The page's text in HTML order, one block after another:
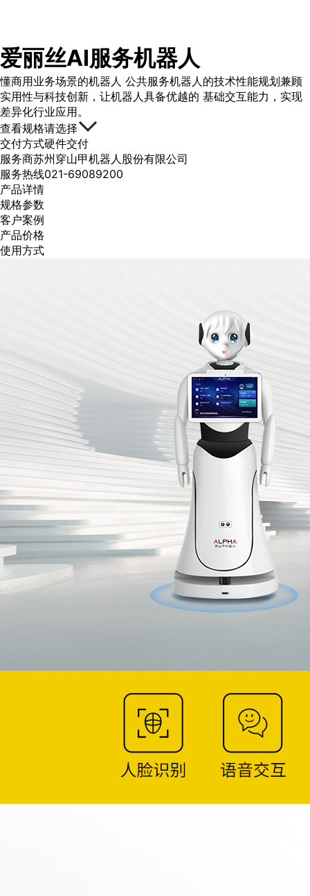
爱丽丝AI服务机器人
懂商用业务场景的机器人 公共服务机器人的技术性能规划兼顾
实用性与科技创新，让机器人具备优越的 基础交互能力，实现
差异化行业应用。
查看规格请选择
交付方式硬件交付
服务商苏州穿山甲机器人股份有限公司
服务热线021-69089200
产品详情
规格参数
客户案例
产品价格
使用方式